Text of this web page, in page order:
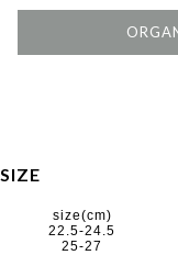
SIZE
size(cm)
22.5-24.5
25-27